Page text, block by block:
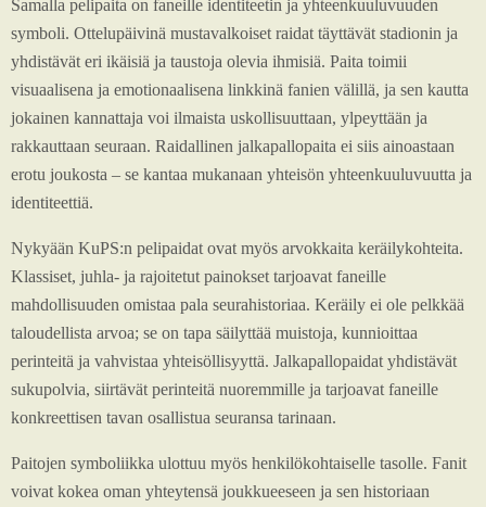
Samalla pelipaita on faneille identiteetin ja yhteenkuuluvuuden
symboli. Ottelupäivinä mustavalkoiset raidat täyttävät stadionin ja
yhdistävät eri ikäisiä ja taustoja olevia ihmisiä. Paita toimii
visuaalisena ja emotionaalisena linkkinä fanien välillä, ja sen kautta
jokainen kannattaja voi ilmaista uskollisuuttaan, ylpeyttään ja
rakkauttaan seuraan. Raidallinen jalkapallopaita ei siis ainoastaan
erotu joukosta – se kantaa mukanaan yhteisön yhteenkuuluvuutta ja
identiteettiä.
Nykyään KuPS:n pelipaidat ovat myös arvokkaita keräilykohteita.
Klassiset, juhla- ja rajoitetut painokset tarjoavat faneille
mahdollisuuden omistaa pala seurahistoriaa. Keräily ei ole pelkkää
taloudellista arvoa; se on tapa säilyttää muistoja, kunnioittaa
perinteitä ja vahvistaa yhteisöllisyyttä. Jalkapallopaidat yhdistävät
sukupolvia, siirtävät perinteitä nuoremmille ja tarjoavat faneille
konkreettisen tavan osallistua seuransa tarinaan.
Paitojen symboliikka ulottuu myös henkilökohtaiselle tasolle. Fanit
voivat kokea oman yhteytensä joukkueeseen ja sen historiaan